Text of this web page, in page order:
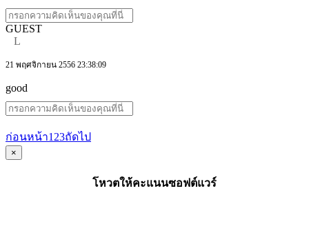
GUEST
L
21 พฤศจิกายน 2556 23:38:09
good
ก่อนหน้า1 23ถัดไป
×
โหวตให้คะแนนซอฟต์แวร์